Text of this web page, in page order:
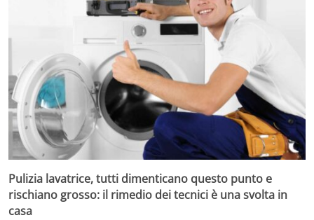
Pulizia lavatrice, tutti dimenticano questo punto e
rischiano grosso: il rimedio dei tecnici è una svolta in
casa